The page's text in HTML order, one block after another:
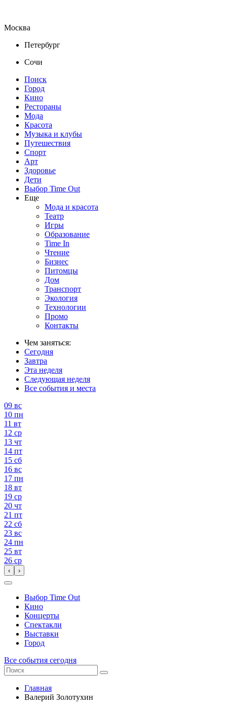
Москва
Петербург
Сочи
Поиск
Город
Кино
Рестораны
Мода
Красота
Музыка и клубы
Путешествия
Спорт
Арт
Здоровье
Дети
Выбор Time Out
Еще
Мода и красота
Театр
Игры
Образование
Time In
Чтение
Бизнес
Питомцы
Дом
Транспорт
Экология
Технологии
Промо
Контакты
Чем заняться:
Сегодня
Завтра
Эта неделя
Следующая неделя
Все события и места
09 вс
10 пн
11 вт
12 ср
13 чт
14 пт
15 сб
16 вс
17 пн
18 вт
19 ср
20 чт
21 пт
22 сб
23 вс
24 пн
25 вт
26 ср
‹ ›
Выбор Time Out
Кино
Концерты
Спектакли
Выставки
Город
Все события сегодня
Главная
Валерий Золотухин